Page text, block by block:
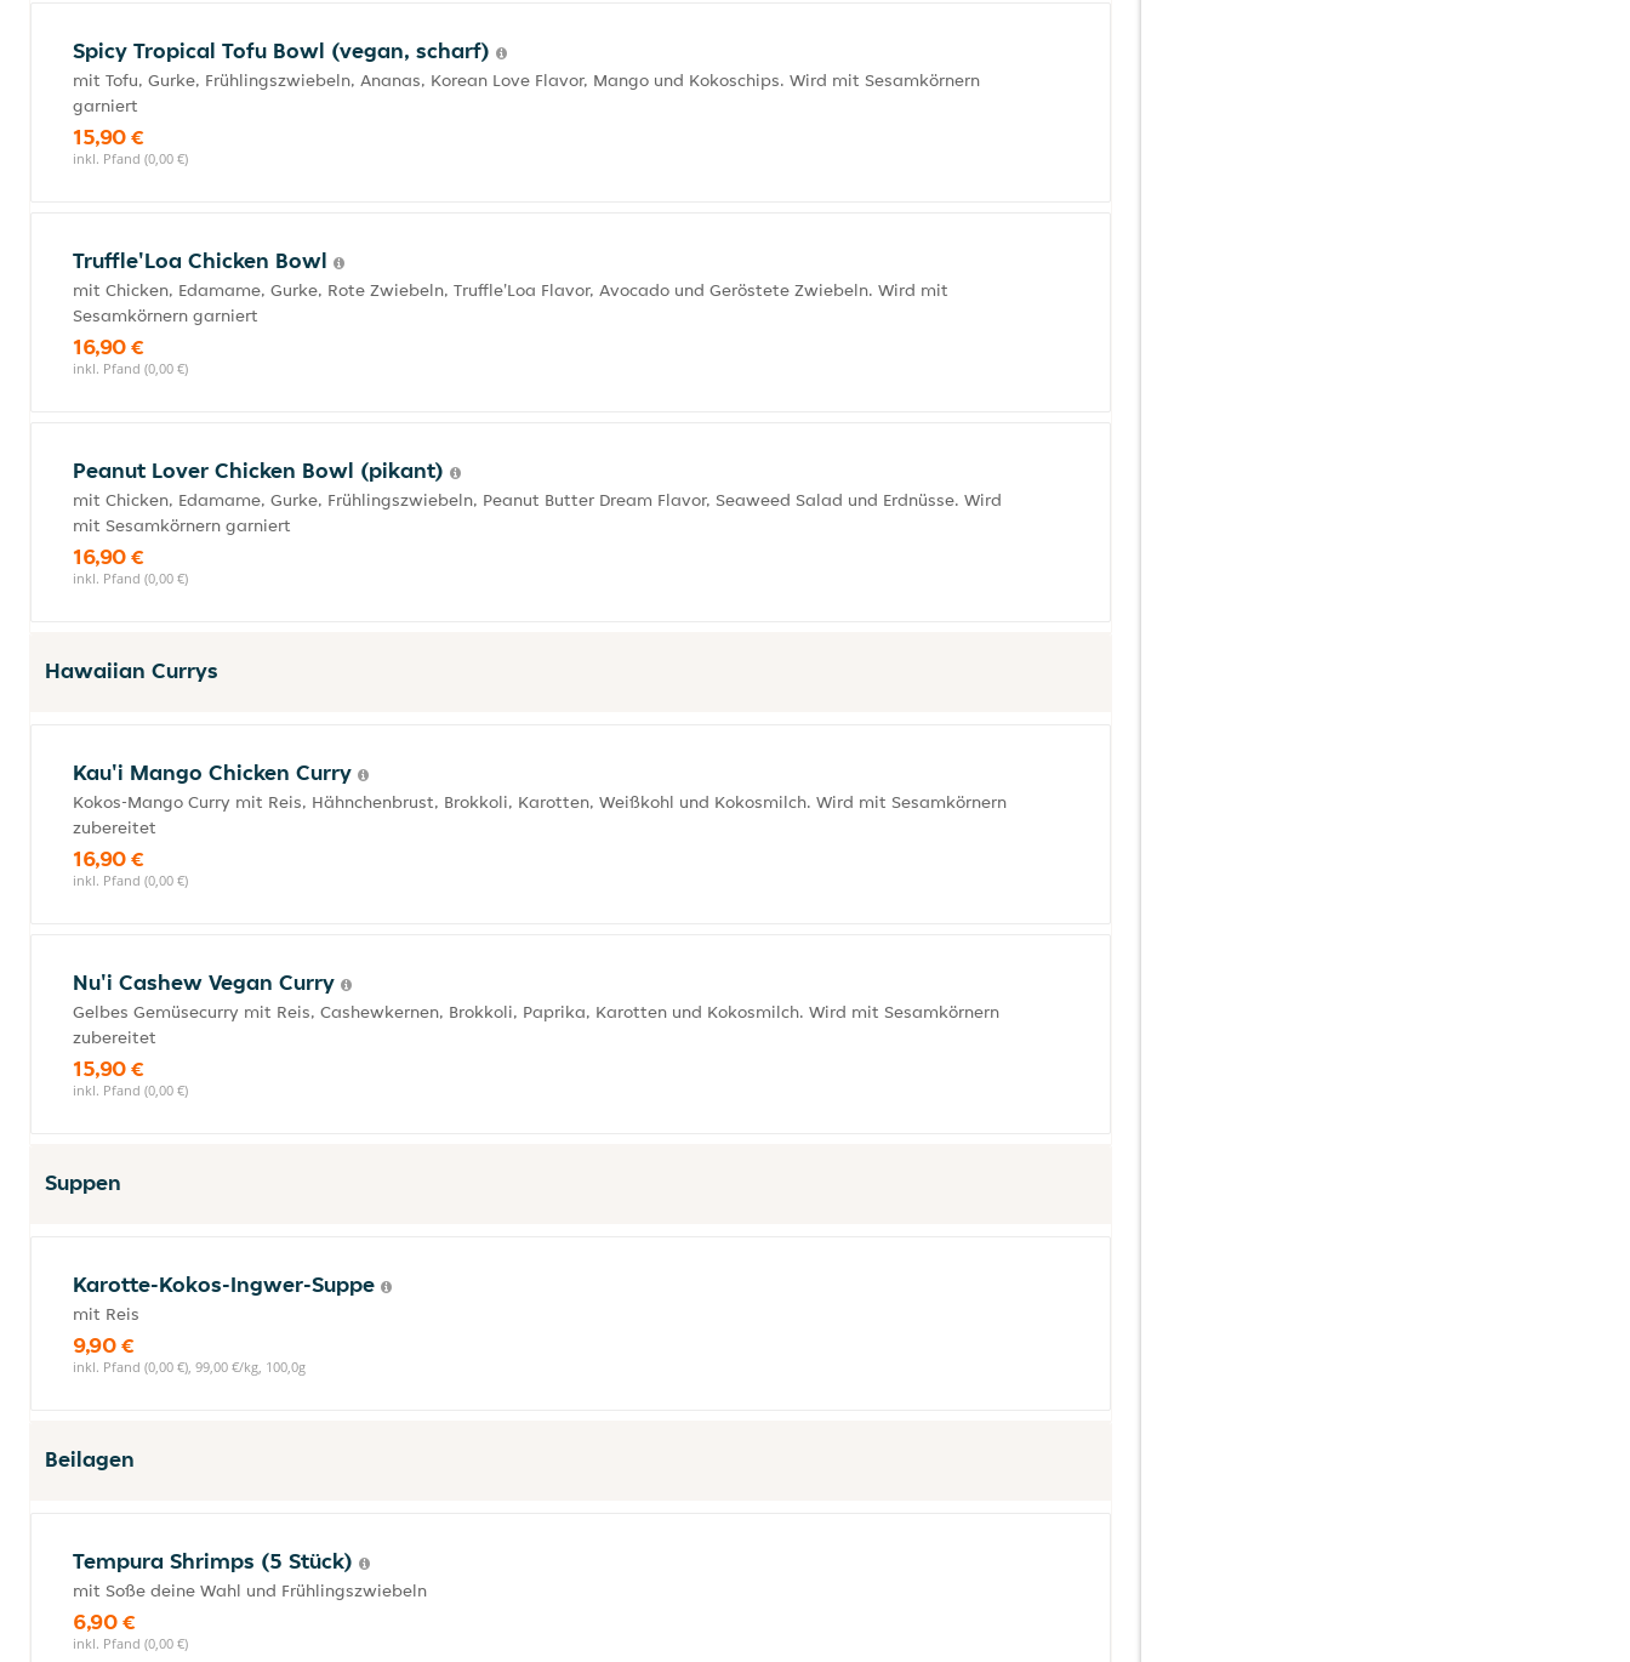
Spicy Tropical Tofu Bowl (vegan, scharf)
mit Tofu, Gurke, Frühlingszwiebeln, Ananas, Korean Love Flavor, Mango und Kokoschips. Wird mit Sesamkörnern
garniert
15,90 €
inkl. Pfand (0,00 €)
Truffle'Loa Chicken Bowl
mit Chicken, Edamame, Gurke, Rote Zwiebeln, Truffle'Loa Flavor, Avocado und Geröstete Zwiebeln. Wird mit
Sesamkörnern garniert
16,90 €
inkl. Pfand (0,00 €)
Peanut Lover Chicken Bowl (pikant)
mit Chicken, Edamame, Gurke, Frühlingszwiebeln, Peanut Butter Dream Flavor, Seaweed Salad und Erdnüsse. Wird
mit Sesamkörnern garniert
16,90 €
inkl. Pfand (0,00 €)
Hawaiian Currys
Kau'i Mango Chicken Curry
Kokos-Mango Curry mit Reis, Hähnchenbrust, Brokkoli, Karotten, Weißkohl und Kokosmilch. Wird mit Sesamkörnern
zubereitet
16,90 €
inkl. Pfand (0,00 €)
Nu'i Cashew Vegan Curry
Gelbes Gemüsecurry mit Reis, Cashewkernen, Brokkoli, Paprika, Karotten und Kokosmilch. Wird mit Sesamkörnern
zubereitet
15,90 €
inkl. Pfand (0,00 €)
Suppen
Karotte-Kokos-Ingwer-Suppe
mit Reis
9,90 €
inkl. Pfand (0,00 €), 99,00 €/kg, 100,0g
Beilagen
Tempura Shrimps (5 Stück)
mit Soße deine Wahl und Frühlingszwiebeln
6,90 €
inkl. Pfand (0,00 €)